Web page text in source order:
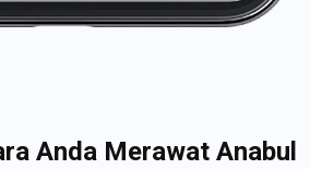
Anda Merawat Anabul